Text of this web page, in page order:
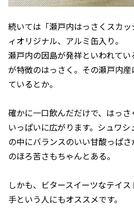
続いては「瀬戸内はっさくスカ
ィオリジナル、アルミ缶入り。
瀬戸内の因島が発祥といわれて
が特徴のはっさく。その瀬戸内
ているとか。
確かに一口飲んだだけで、はっ
いっぱいに広がります。シュワ
の中にバランスのいい甘酸っぱ
のほろ苦さもちゃんとある。
しかも、ビタースイーツなテイ
手という人にもオススメです。